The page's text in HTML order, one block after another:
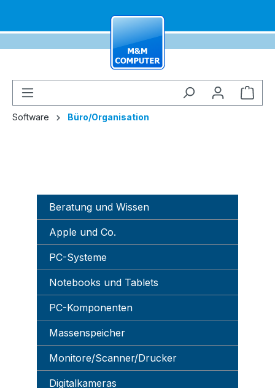
Software Büro/Organisation
Beratung und Wissen
Apple und Co.
PC-Systeme
Notebooks und Tablets
PC-Komponenten
Massenspeicher
Monitore/Scanner/Drucker
Digitalkameras